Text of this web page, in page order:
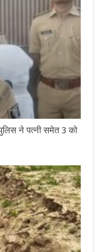
ने पत्नी समेत 3 को